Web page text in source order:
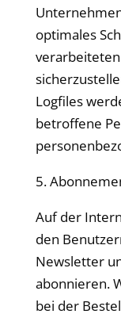
optimales
Logfiles
betroffene
5.
Auf der
den
Newsletter
abonnieren.
bei der